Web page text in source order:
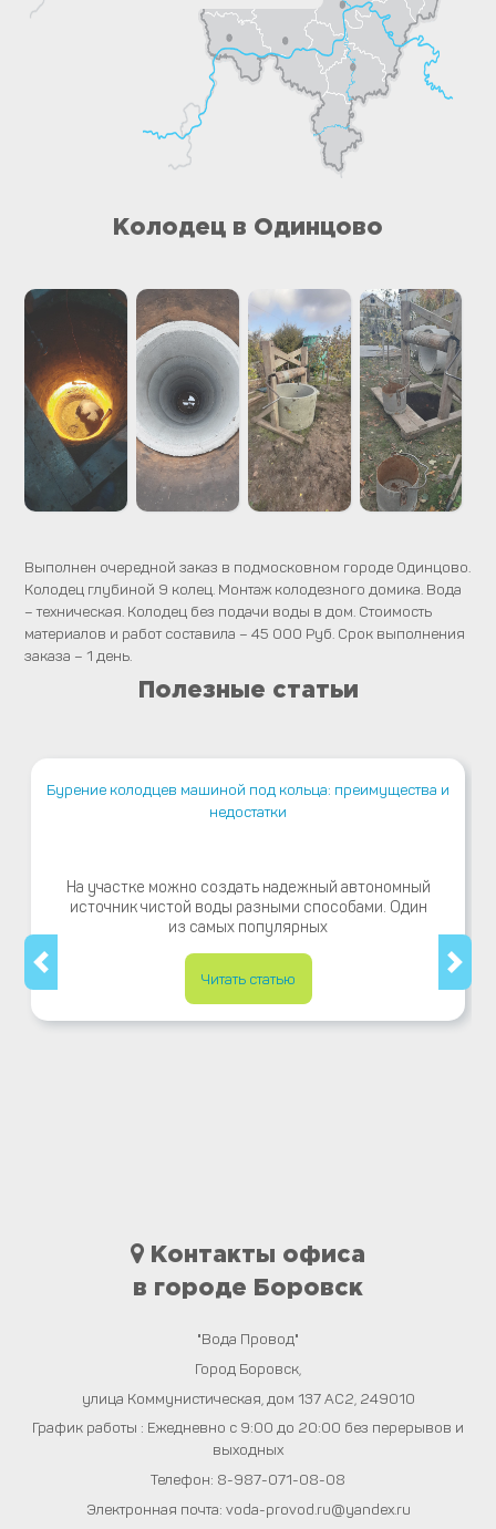
Колодец в Одинцово
Выполнен очередной заказ в подмосковном городе Одинцово.
Колодец глубиной 9 колец. Монтаж колодезного домика. Вода
– техническая. Колодец без подачи воды в дом. Стоимость
материалов и работ составила – 45 000 Руб. Срок выполнения
заказа – 1 день.
Полезные статьи
Бурение колодцев машиной под кольца: преимущества и
недостатки
На участке можно создать надежный автономный
источник чистой воды разными способами. Один
из самых популярных
Читать статью
Контакты офиса
в городе Боровск
"Вода Провод"
Город Боровск
улица Коммунистическая, дом 137 АС2 249010
График работы : Ежедневно с 9:00 до 20:00 без перерывов и
выходных
Телефон: 8-987-071-08-08
Электронная почта: voda-provod.ru@yandex.ru